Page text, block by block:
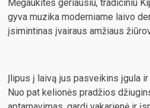
Mėgaukitės geriausiu, tradiciniu
gyva muzika moderniame laivo
įsimintinas įvairaus amžiaus
Įlipus į laivą jus pasveikins įgula
Nuo pat kelionės pradžios